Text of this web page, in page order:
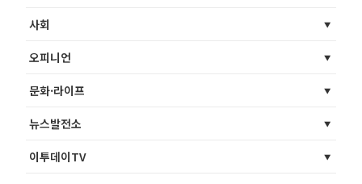
사회
오피니언
문화·라이프
뉴스발전소
이투데이TV